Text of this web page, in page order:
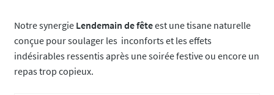
Notre synergie Lendemain de fêteest une tisane naturelle
conçue pour soulager les inconforts et les effets
indésirables ressentis après une soirée festive ou encore un
repas trop copieux.